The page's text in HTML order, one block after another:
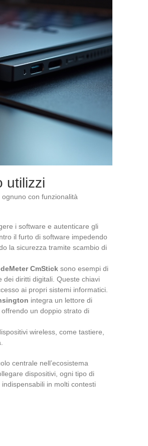
utilizzi
con funzionalità
i software e autenticare gli
il furto di software impedendo
la sicurezza tramite scambio di
CmStick sono esempi di
dei diritti digitali. Queste chiavi
ai propri sistemi informatici.
integra un lettore di
un doppio strato di
wireless, come tastiere,
centrale nell’ecosistema
dispositivi, ogni tipo di
in molti contesti